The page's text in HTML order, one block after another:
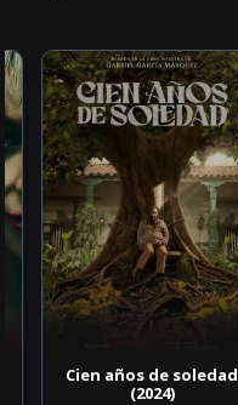
Cien años de soledad
(2024)